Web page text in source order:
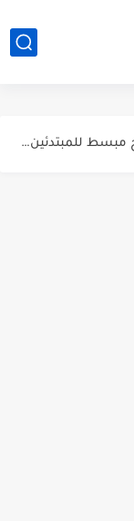
شرح verb to be بالتفصيل مع أمثلة عملية للمبتدئين
المبتدئين بالعربي